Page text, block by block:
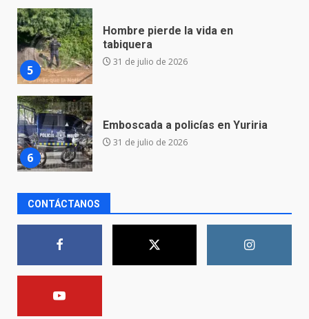
5
Hombre pierde la vida en
tabiquera
31 de julio de 2026
6
Emboscada a policías en Yuriria
31 de julio de 2026
30 de julio de 2026
CONTÁCTANOS